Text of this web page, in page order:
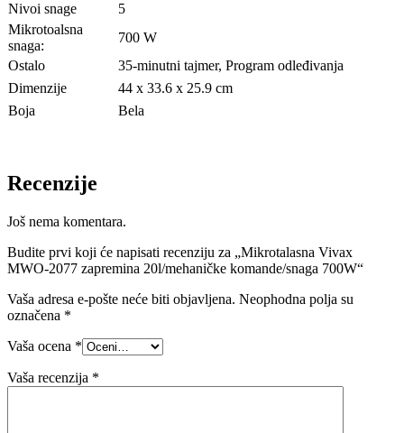
Nivoi snage
5
Mikrotoalsna
snaga:
700 W
Ostalo
35-minutni tajmer, Program odleđivanja
Dimenzije
44 x 33.6 x 25.9 cm
Boja
Bela
Recenzije
Još nema komentara.
Budite prvi koji će napisati recenziju za „Mikrotalasna Vivax
MWO-2077 zapremina 20l/mehaničke komande/snaga 700W“
Vaša adresa e-pošte neće biti objavljena. Neophodna polja su
označena *
Vaša ocena *
Vaša recenzija *